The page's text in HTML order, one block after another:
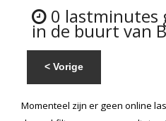
0 lastminutes
in de buurt van
< Vorige
Momenteel zijn er geen online